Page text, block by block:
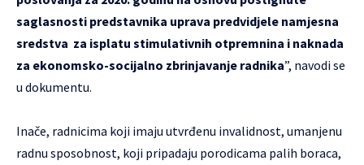
saglasnosti predstavnika uprava predvidjele namjesna
sredstva za isplatu stimulativnih otpremnina i naknada
za ekonomsko-socijalno zbrinjavanje radnika”, navodi se
u dokumentu.
Inače, radnicima koji imaju utvrđenu invalidnost, umanjenu
radnu sposobnost, koji pripadaju porodicama palih boraca,